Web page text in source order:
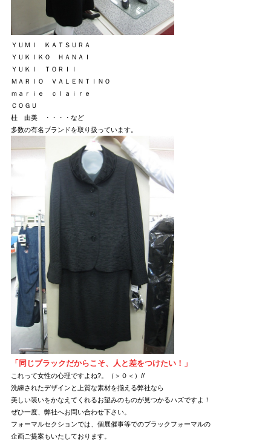
ＹＵＭＩ ＫＡＴＳＵＲＡ
ＹＵＫＩＫＯ ＨＡＮＡＩ
ＹＵＫＩ ＴＯＲＩＩ
ＭＡＲＩＯ ＶＡＬＥＮＴＩＮＯ
ｍａｒｉｅ ｃｌａｉｒｅ
ＣＯＧＵ
桂 由美 ・・・・など
多数の有名ブランドを取り扱っています。
「同じブラックだからこそ、人と差をつけたい！」
これって女性の心理ですよね?。（＞０＜）//
洗練されたデザインと上質な素材を揃える弊社なら
美しい装いをかなえてくれるお望みのものが見つかるハズですよ！
ぜひ一度、弊社へお問い合わせ下さい。
フォーマルセクションでは、個展催事等でのブラックフォーマルの
企画ご提案もいたしております。